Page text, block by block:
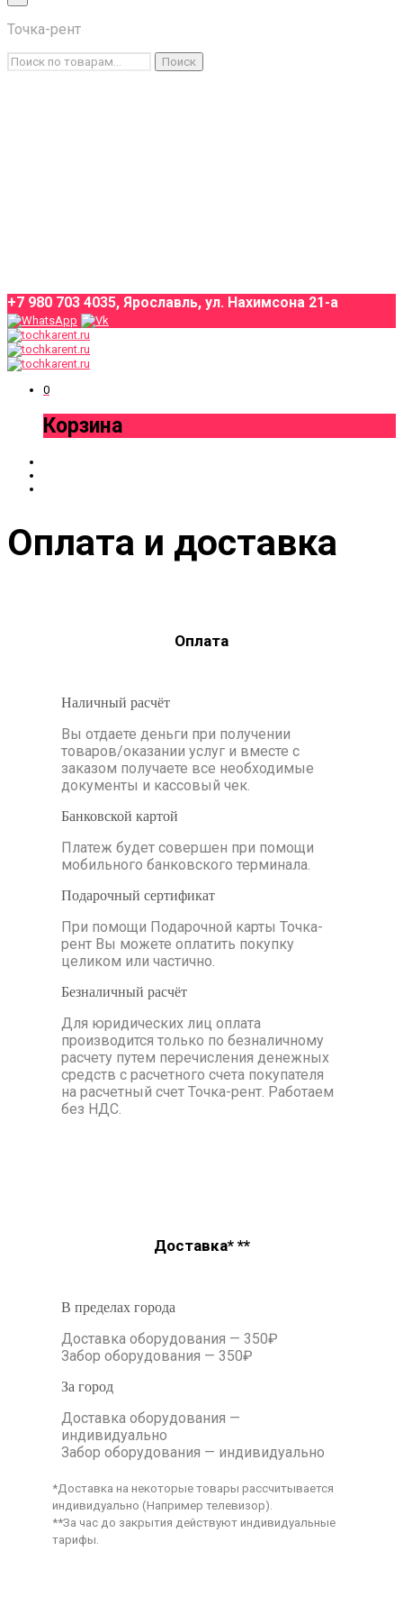
Каталог товаров
Условия аренды
Точка-рент
Искать:
Поиск
+7 980 703 4035, Ярославль, ул. Нахимсона 21-а
0
Корзина
Оплата и доставка
Оплата
Наличный расчёт
Вы отдаете деньги при получении
товаров/оказании услуг и вместе с
заказом получаете все необходимые
документы и кассовый чек.
Банковской картой
Платеж будет совершен при помощи
мобильного банковского терминала.
Подарочный сертификат
При помощи Подарочной карты Точка-
рент Вы можете оплатить покупку
целиком или частично.
Безналичный расчёт
Для юридических лиц оплата
производится только по безналичному
расчету путем перечисления денежных
средств с расчетного счета покупателя
на расчетный счет Точка-рент. Работаем
без НДС.
Доставка* **
В пределах города
Доставка оборудования — 350₽
Забор оборудования — 350₽
За город
Доставка оборудования —
индивидуально
Забор оборудования — индивидуально
*Доставка на некоторые товары рассчитывается
индивидуально (Например телевизор).
**За час до закрытия действуют индивидуальные
тарифы.